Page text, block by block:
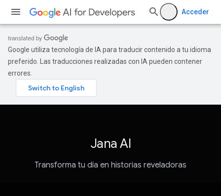
Acceder
Google utiliza tecnología de IA para traducir contenido a tu idioma
preferido. Las traducciones realizadas con IA pueden contener
errores.
Jana AI
Transforma tu día en historias reveladoras